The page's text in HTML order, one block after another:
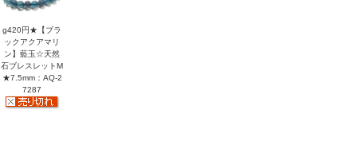
g420円★【ブラ
ックアクアマリ
ン】藍玉☆天然
石ブレスレットM
★7.5mm：AQ-2
7287